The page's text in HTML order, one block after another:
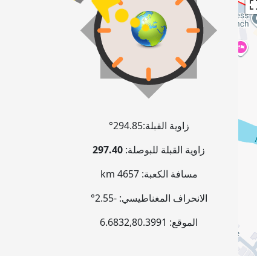
زاوية القبلة:294.85°
زاوية القبلة للبوصلة: 297.40
مسافة الكعبة:4657 km
الانحراف المغناطيسي:-2.55°
الموقع:
6.6832,80.3991